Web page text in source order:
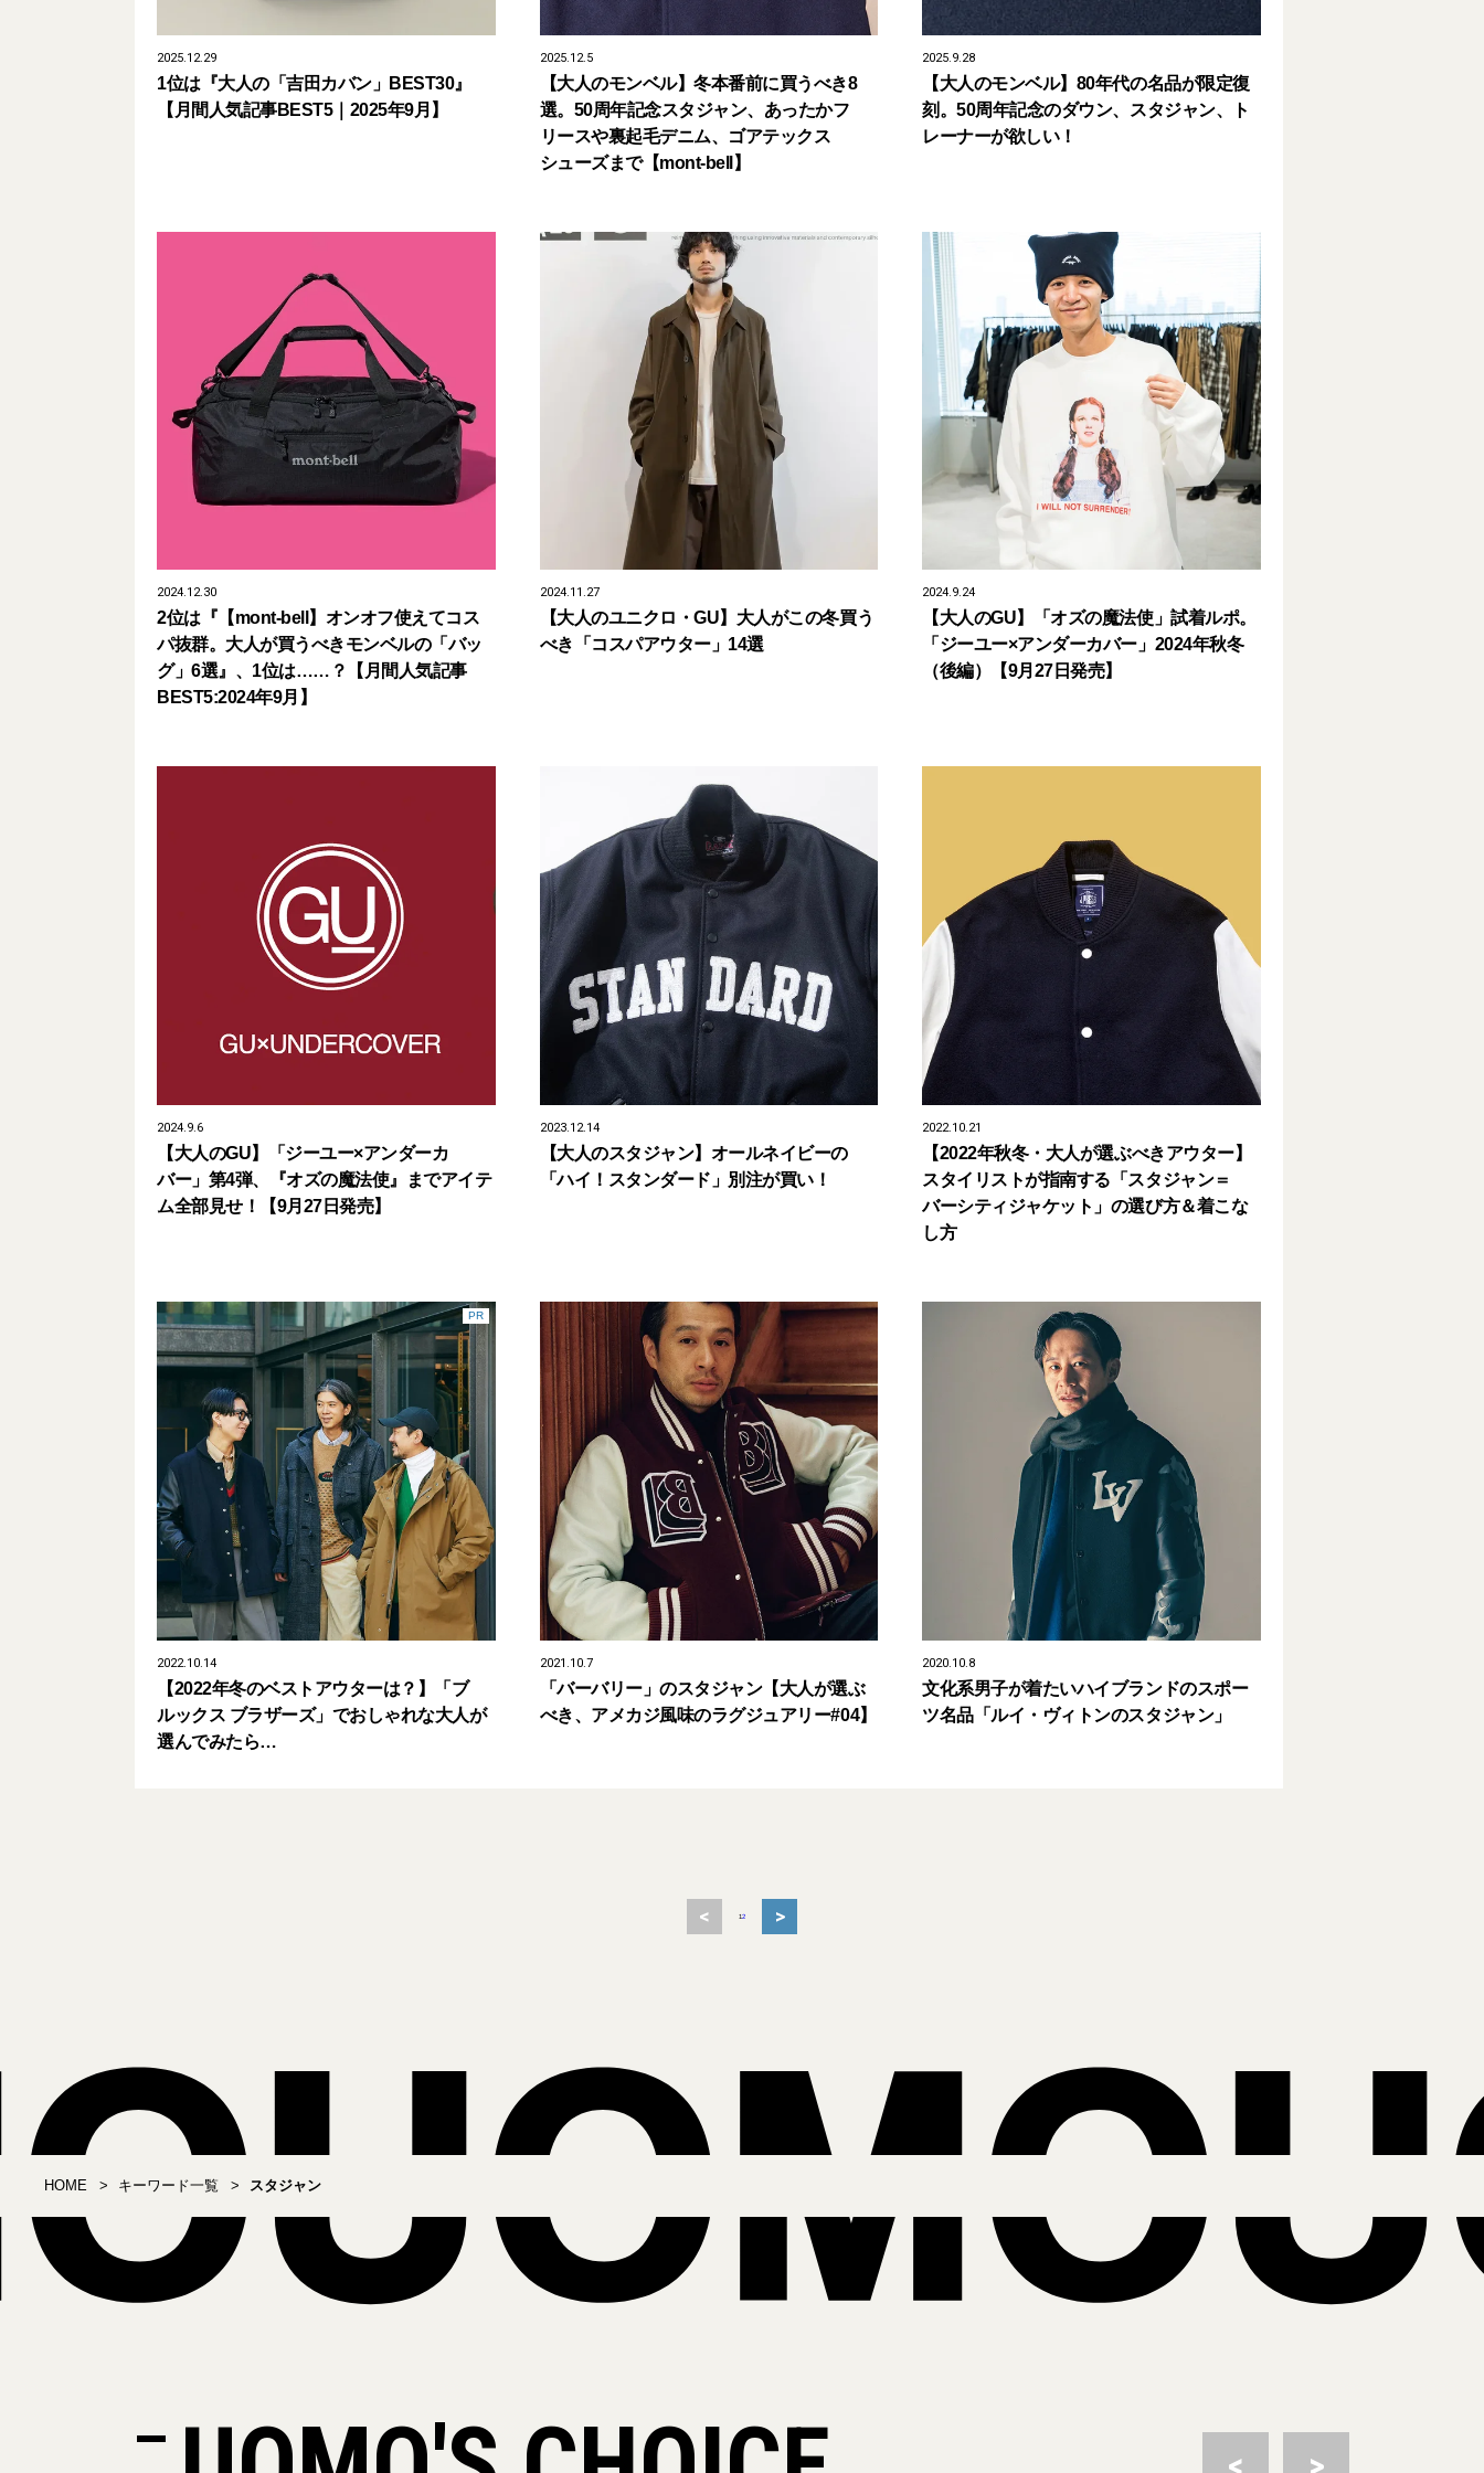
2025.12.29
1位は『大人の「吉田カバン」BEST30』
【月間人気記事BEST5｜2025年9月】
2025.12.5
【大人のモンベル】冬本番前に買うべき8
選。50周年記念スタジャン、あったかフ
リースや裏起毛デニム、ゴアテックス
シューズまで【mont-bell】
2025.9.28
【大人のモンベル】80年代の名品が限定復
刻。50周年記念のダウン、スタジャン、ト
レーナーが欲しい！
2024.12.30
2位は『【mont-bell】オンオフ使えてコス
パ抜群。大人が買うべきモンベルの「バッ
グ」6選』、1位は……？【月間人気記事
BEST5:2024年9月】
2024.11.27
【大人のユニクロ・GU】大人がこの冬買う
べき「コスパアウター」14選
2024.9.24
【大人のGU】「オズの魔法使」試着ルポ。
「ジーユー×アンダーカバー」2024年秋冬
（後編）【9月27日発売】
2024.9.6
【大人のGU】「ジーユー×アンダーカ
バー」第4弾、『オズの魔法使』までアイテ
ム全部見せ！【9月27日発売】
2023.12.14
【大人のスタジャン】オールネイビーの
「ハイ！スタンダード」別注が買い！
2022.10.21
【2022年秋冬・大人が選ぶべきアウター】
スタイリストが指南する「スタジャン＝
バーシティジャケット」の選び方＆着こな
し方
PR
2022.10.14
【2022年冬のベストアウターは？】「ブ
ルックス ブラザーズ」でおしゃれな大人が
選んでみたら…
2021.10.7
「バーバリー」のスタジャン【大人が選ぶ
べき、アメカジ風味のラグジュアリー#04】
2020.10.8
文化系男子が着たいハイブランドのスポー
ツ名品「ルイ・ヴィトンのスタジャン」
< 12 >
HOME キーワード一覧 スタジャン